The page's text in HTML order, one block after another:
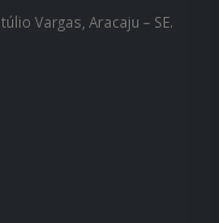
Vargas, Aracaju – SE.